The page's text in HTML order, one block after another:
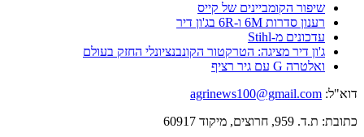
שיפור הקומביינים של קייס
רענון סדרות 6M ו-6R בג'ון דיר
עדכונים מ-Stihl
ג'ון דיר מציגה: הטרקטור הקונבנציונלי החזק בעולם
ואלטרה G עם גיר רציף
דוא"ל: agrinews100@gmail.com
כתובת: ת.ד. 959, חרוצים, מיקוד 60917